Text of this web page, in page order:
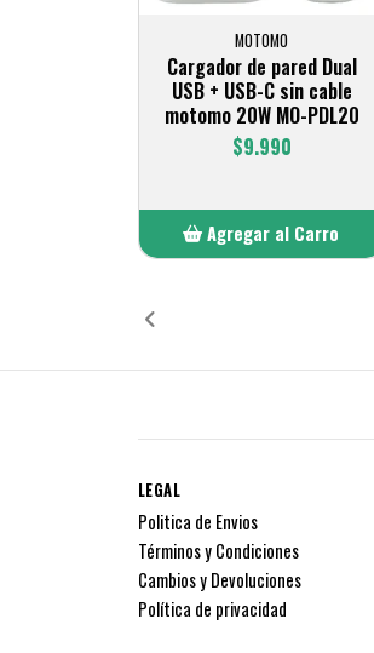
MOTOMO
Cargador de pared Dual
USB + USB-C sin cable
motomo 20W MO-PDL20
$9.990
Agregar al Carro
LEGAL
Politica de Envios
Términos y Condiciones
Cambios y Devoluciones
Política de privacidad